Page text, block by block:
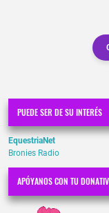
PUEDE SER DE SU INTERÉS
EquestriaNet
Bronies Radio
APÓYANOS CON TU